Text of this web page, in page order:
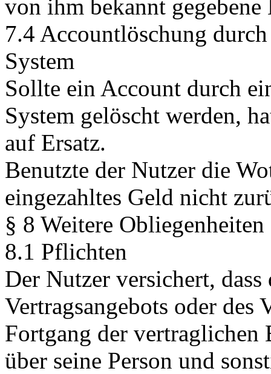
von ihm bekannt
7.4 Accountlöschung
System
Sollte ein Account durch
System gelöscht werden,
auf Ersatz.
Benutzte der Nutzer die
eingezahltes Geld nicht
§ 8 Weitere Obliegenheiten
8.1 Pflichten
Der Nutzer versichert,
Vertragsangebots oder des
Fortgang der vertraglichen
über seine Person und